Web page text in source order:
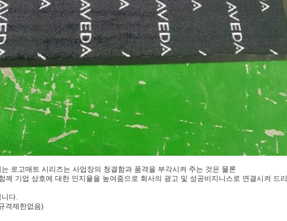
로고매트 시리즈는 사업장의 청결함과 품격을 부각시켜 주는 것은 물론
께 기업 상호에 대한 인지율을 높여줌으로 회사의 광고 및 성공비지니스로 연결시켜 드리
다.
격제한없음)